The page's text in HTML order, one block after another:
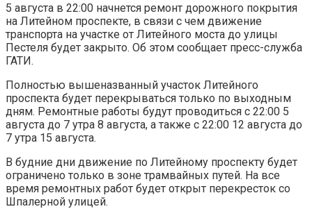
5 августа в 22:00 начнется ремонт дорожного покрытия
на Литейном проспекте, в связи с чем движение
транспорта на участке от Литейного моста до улицы
Пестеля будет закрыто. Об этом сообщает пресс-служба
ГАТИ.
Полностью вышеназванный участок Литейного
проспекта будет перекрываться только по выходным
дням. Ремонтные работы будут проводиться с 22:00 5
августа до 7 утра 8 августа, а также с 22:00 12 августа до
7 утра 15 августа.
В будние дни движение по Литейному проспекту будет
ограничено только в зоне трамвайных путей. На все
время ремонтных работ будет открыт перекресток со
Шпалерной улицей.